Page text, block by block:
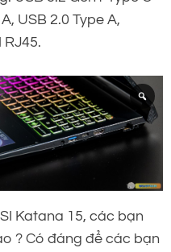
USB 2.0 Type A,
Katana 15, các bạn
? Có đáng để các bạn